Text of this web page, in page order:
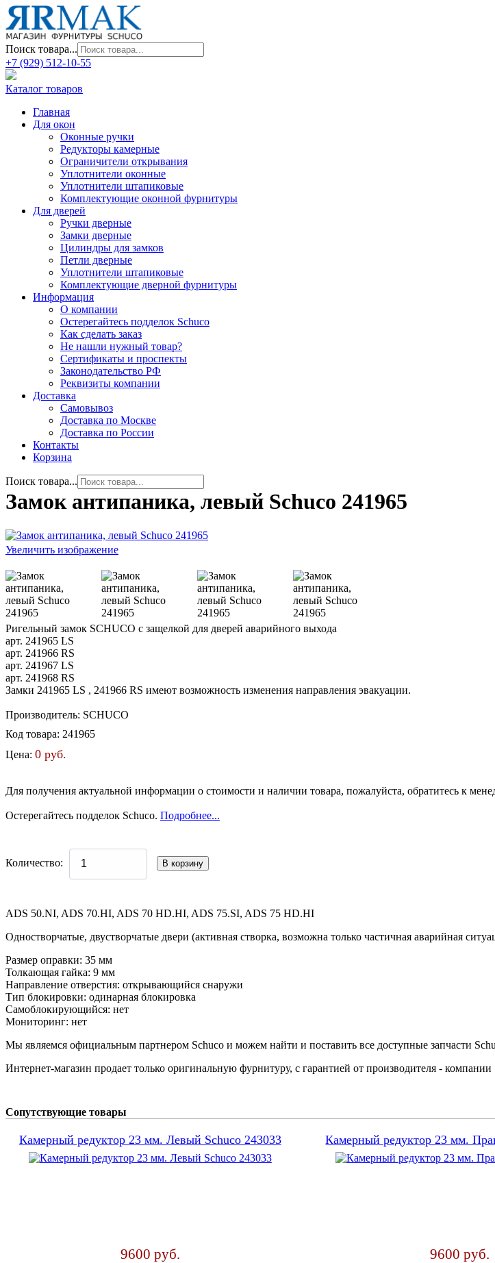
Поиск товара...
+7 (929) 512-10-55
Каталог товаров
Главная
Для окон
Оконные ручки
Редукторы камерные
Ограничители открывания
Уплотнители оконные
Уплотнители штапиковые
Комплектующие оконной фурнитуры
Для дверей
Ручки дверные
Замки дверные
Цилиндры для замков
Петли дверные
Уплотнители штапиковые
Комплектующие дверной фурнитуры
Информация
О компании
Остерегайтесь подделок Schuco
Как сделать заказ
Не нашли нужный товар?
Сертификаты и проспекты
Законодательство РФ
Реквизиты компании
Доставка
Самовывоз
Доставка по Москве
Доставка по России
Контакты
Корзина
Поиск товара...
Замок антипаника, левый Schuco 241965
Увеличить изображение
Ригельный замок SCHUCO с защелкой для дверей аварийного выхода
арт. 241965 LS
арт. 241966 RS
арт. 241967 LS
арт. 241968 RS
Замки 241965 LS , 241966 RS имеют возможность изменения направления эвакуации.
Производитель: SCHUCO
Код товара: 241965
Цена: 0 руб.
Для получения актуальной информации о стоимости и наличии товара, пожалуйста, обратитесь к
Остерегайтесь подделок Schuco. Подробнее...
Количество:
ADS 50.NI, ADS 70.HI, ADS 70 HD.HI, ADS 75.SI, ADS 75 HD.HI
Одностворчатые, двустворчатые двери (активная створка, возможна только частичная аварийная
Размер оправки: 35 мм
Толкающая гайка: 9 мм
Направление отверстия: открывающийся снаружи
Тип блокировки: одинарная блокировка
Самоблокирующийся: нет
Мониторинг: нет
Мы являемся официальным партнером Schuco и можем найти и поставить все доступные запчасти
Интернет-магазин продает только оригинальную фурнитуру, с гарантией от производителя - компании
Сопутствующие товары
Камерный редуктор 23 мм. Левый Schuco 243033
9600 руб.
Камерный редуктор 23 мм.
9600 руб.